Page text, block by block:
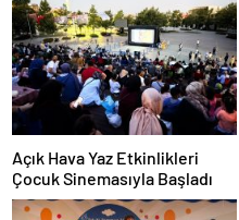
Açık Hava Yaz Etkinlikleri
Çocuk Sinemasıyla Başladı